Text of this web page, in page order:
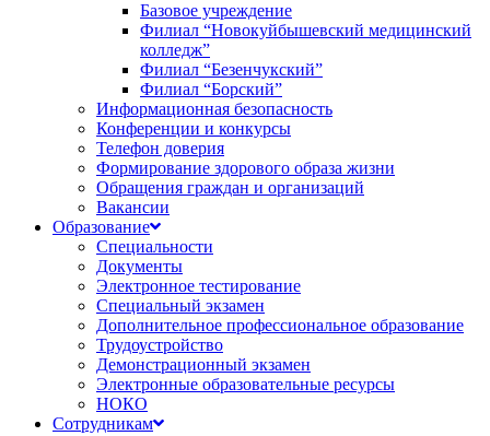
Базовое учреждение
Филиал “Новокуйбышевский медицинский
колледж”
Филиал “Безенчукский”
Филиал “Борский”
Информационная безопасность
Конференции и конкурсы
Телефон доверия
Формирование здорового образа жизни
Обращения граждан и организаций
Вакансии
Образование
Специальности
Документы
Электронное тестирование
Специальный экзамен
Дополнительное профессиональное образование
Трудоустройство
Демонстрационный экзамен
Электронные образовательные ресурсы
НОКО
Сотрудникам